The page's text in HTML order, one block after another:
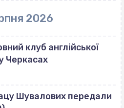
2026
клуб англійської
Черкасах
Шувалових передали